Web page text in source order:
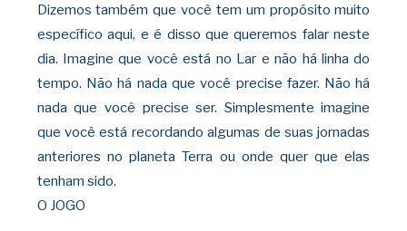
Dizemos também que você tem um propósito muito
específico aqui, e é disso que queremos falar neste
dia. Imagine que você está no Lar e não há linha do
tempo. Não há nada que você precise fazer. Não há
nada que você precise ser. Simplesmente imagine
que você está recordando algumas de suas jornadas
anteriores no planeta Terra ou onde quer que elas
tenham sido.
O JOGO